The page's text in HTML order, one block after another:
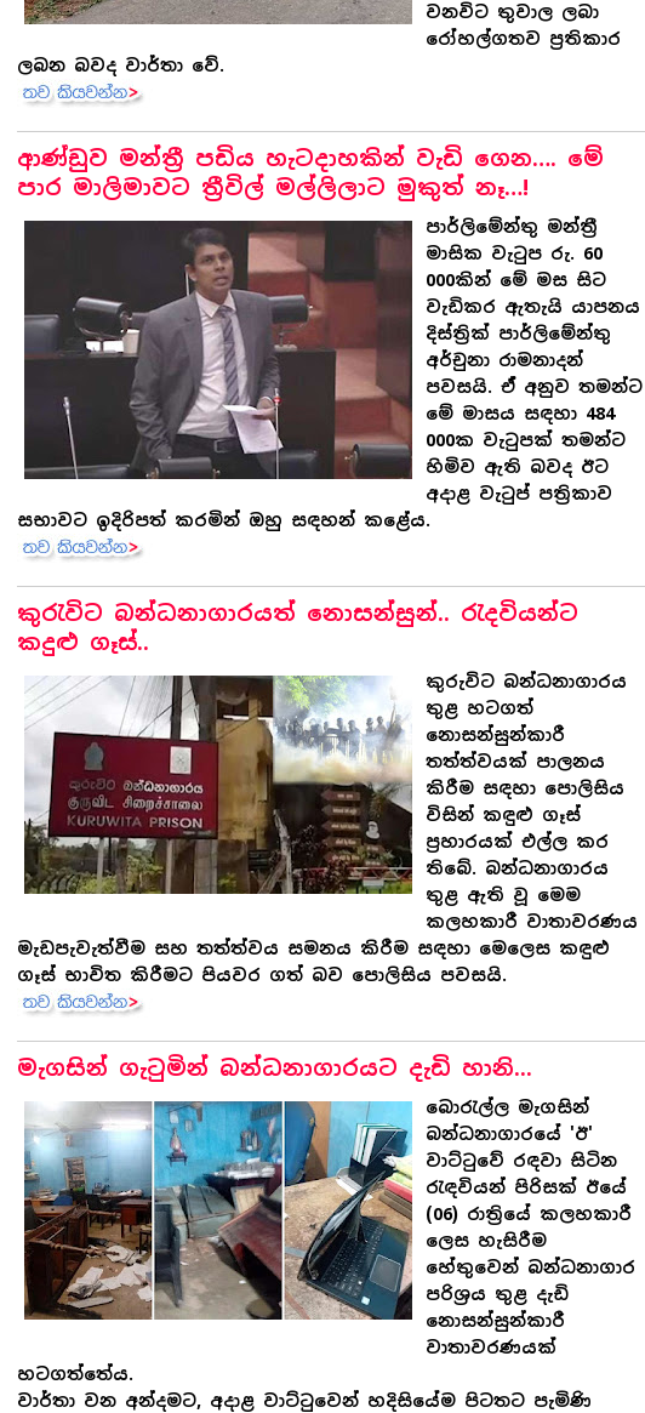
වනවිට තුවාල ලබා
රෝහල්ගතව ප්‍රතිකාර
ලබන බවද වාර්තා වේ.
ආණ්ඩුව මන්ත්‍රී පඩිය හැටදාහකින් වැඩි ගෙන…. මේ
පාර මාලිමාවට ත්‍රීවිල් මල්ලිලාට මුකුත් නෑ…!
පාර්ලිමේන්තු මන්ත්‍රී
මාසික වැටුප රු. 60
000කින් මේ මස සිට
වැඩිකර ඇතැයි යාපනය
දිස්ත්‍රික් පාර්ලිමේන්තු
අර්චුනා රාමනාදන්
පවසයි. ඒ් අනුව තමන්ට
මේ මාසය සඳහා 484
000ක වැටුපක් තමන්ට
හිමිව ඇති බවද ඊට
අදාළ වැටුප් පත්‍රිකාව
සභාවට ඉදිරිපත් කරමින් ඔහු සඳහන් කළේය.
කුරැවිට බන්ධනාගාරයත් නොසන්සුන්.. රැදවියන්ට
කදුළු ගෑස්..
කුරුවිට බන්ධනාගාරය
තුළ හටගත්
නොසන්සුන්කාරී
තත්ත්වයක් පාලනය
කිරීම සඳහා පොලිසිය
විසින් කඳුළු ගෑස්
ප්‍රහාරයක් එල්ල කර
තිබේ. බන්ධනාගාරය
තුළ ඇති වූ මෙම
කලහකාරී වාතාවරණය
මැඩපැවැත්වීම සහ තත්ත්වය සමනය කිරීම සඳහා මෙලෙස කඳුළු
ගෑස් භාවිත කිරීමට පියවර ගත් බව පොලිසිය පවසයි.
මැගසින් ගැටුමින් බන්ධනාගාරයට දැඩි හානි...
බොරැල්ල මැගසින්
බන්ධනාගාරයේ 'ඊ'
වාට්ටුවේ රඳවා සිටින
රැඳවියන් පිරිසක් ඊයේ
(06) රාත්‍රියේ කලහකාරී
ලෙස හැසිරීම
හේතුවෙන් බන්ධනාගාර
පරිශ්‍රය තුළ දැඩි
නොසන්සුන්කාරී
වාතාවරණයක්
හටගත්තේය.
වාර්තා වන අන්දමට, අදාළ වාට්ටුවෙන් හදිසියේම පිටතට පැමිණි